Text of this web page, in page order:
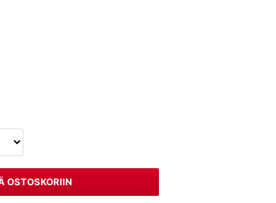
OSTOSKORIIN